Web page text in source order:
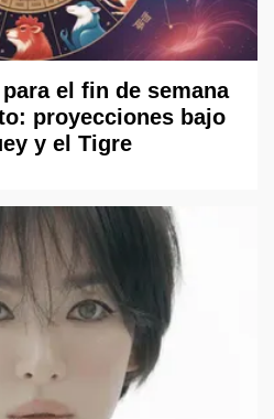
el fin de semana
proyecciones bajo
y el Tigre